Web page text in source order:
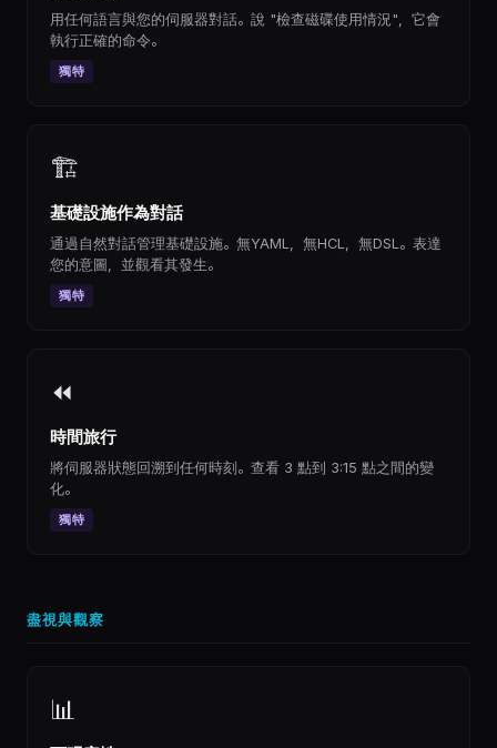
用任何語言與您的伺服器對話。說 "檢查磁碟使用情況"，它會
執行正確的命令。
獨特
🏗
基礎設施作為對話
通過自然對話管理基礎設施。無YAML，無HCL，無DSL。表達
您的意圖，並觀看其發生。
獨特
⏪
時間旅行
將伺服器狀態回溯到任何時刻。查看 3 點到 3:15 點之間的變
化。
獨特
盡視與觀察
📊